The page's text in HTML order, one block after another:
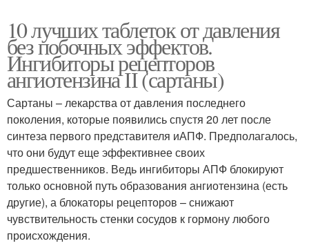
10 лучших таблеток от давления
без побочных эффектов.
Ингибиторы рецепторов
ангиотензина ІІ (сартаны)
Сартаны – лекарства от давления последнего
поколения, которые появились спустя 20 лет после
синтеза первого представителя иАПФ. Предполагалось,
что они будут еще эффективнее своих
предшественников. Ведь ингибиторы АПФ блокируют
только основной путь образования ангиотензина (есть
другие), а блокаторы рецепторов – снижают
чувствительность стенки сосудов к гормону любого
происхождения.